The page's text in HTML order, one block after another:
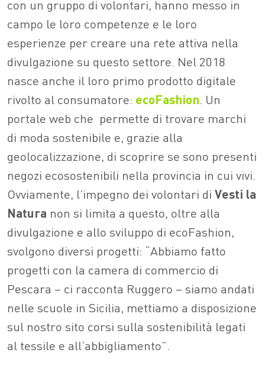
con un gruppo di volontari, hanno messo in
campo le loro competenze e le loro
esperienze per creare una rete attiva nella
divulgazione su questo settore. Nel 2018
nasce anche il loro primo prodotto digitale
rivolto al consumatore: ecoFashion. Un
portale web che permette di trovare marchi
di moda sostenibile e, grazie alla
geolocalizzazione, di scoprire se sono presenti
negozi ecosostenibili nella provincia in cui vivi.
Ovviamente, l’impegno dei volontari di Vesti la
Natura non si limita a questo, oltre alla
divulgazione e allo sviluppo di ecoFashion,
svolgono diversi progetti: “Abbiamo fatto
progetti con la camera di commercio di
Pescara – ci racconta Ruggero – siamo andati
nelle scuole in Sicilia, mettiamo a disposizione
sul nostro sito corsi sulla sostenibilità legati
al tessile e all’abbigliamento”.